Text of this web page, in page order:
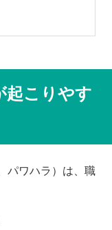
起こりやす
パワハラ）は、職